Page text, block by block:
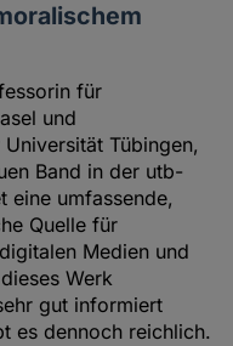
für
und
Tübingen,
Band in der utb-
eine umfassende,
Quelle für
Medien und
Werk
gut informiert
es dennoch reichlich.